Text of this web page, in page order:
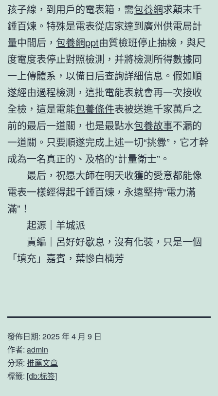
孩子線，到用戶的電表箱，需包養網求顛末千
錘百煉。特殊是電表從店家達到廣州供電局計
量中間后， 包養網ppt由質檢班停止抽檢，與尺
度電度表停止對照檢測，并將檢測所得數據同
一上傳體系，以備日后查詢詳細信息。假如順
遂經由過程檢測，這批電能表就會再一次接收
全檢，這是電能包養條件表被送進千家萬戶之
前的最后一道關，也是最點水包養故事不漏的
一道關。只要順遂完成上述一切“挑釁”，它才幹
成為一名真正的、及格的“計量衛士”。
最后，祝愿大師在明天收獲的愛意都能像
電表一樣經得起千錘百煉，永遠堅持“電力滿
滿”！
起源｜羊城派
責編｜呂好好歇息，沒有化裝，只是一個
「填充」嘉賓，葉慘白楠芳
發佈日期: 2025 年 4 月 9 日
作者: admin
分類: 推薦文章
標籤: [db:标签]